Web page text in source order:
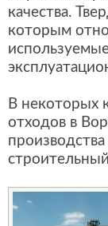
качества.
которым
В некоторых
отходов в